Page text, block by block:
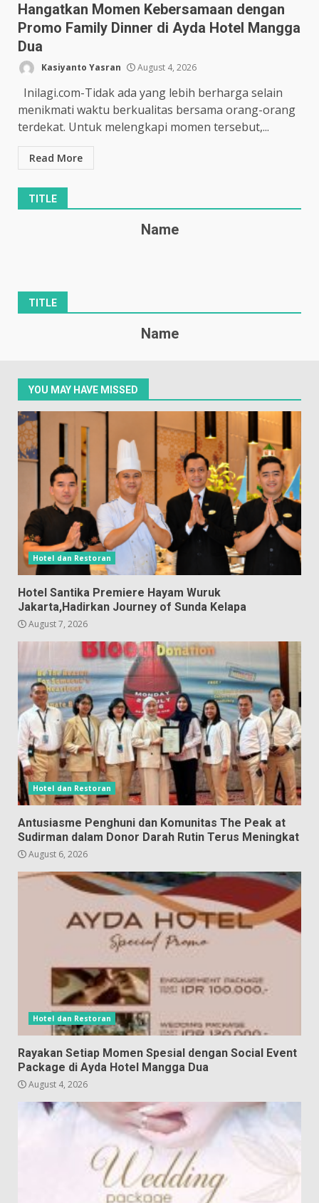
Hangatkan Momen Kebersamaan dengan
Promo Family Dinner di Ayda Hotel Mangga
Dua
Kasiyanto Yasran August 4, 2026
Inilagi.com-Tidak ada yang lebih berharga selain
menikmati waktu berkualitas bersama orang-orang
terdekat. Untuk melengkapi momen tersebut,...
Read More
TITLE
Name
TITLE
Name
YOU MAY HAVE MISSED
Hotel dan Restoran
Hotel Santika Premiere Hayam Wuruk
Jakarta,Hadirkan Journey of Sunda Kelapa
August 7, 2026
Hotel dan Restoran
Antusiasme Penghuni dan Komunitas The Peak at
Sudirman dalam Donor Darah Rutin Terus Meningkat
August 6, 2026
Hotel dan Restoran
Rayakan Setiap Momen Spesial dengan Social Event
Package di Ayda Hotel Mangga Dua
August 4, 2026